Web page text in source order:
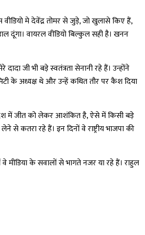
मे देवेंद्र तोमर से जुड़े, जो खुलासे किए हैं,
दूंगा। वायरल वीडियो बिल्कुल सही है। खनन
जी भी बड़े स्वतंत्रता सेनानी रहे हैं। उन्होंने
के अध्यक्ष थे और उन्हें कथित तौर पर कैश दिया
में जीत को लेकर आशंकित है, ऐसे में किसी बड़े
कतरा रहे हैं। इन दिनों वे राष्ट्रीय भाजपा की
मीडिया के सवालों से भागते नजर या रहे हैं। राहुल